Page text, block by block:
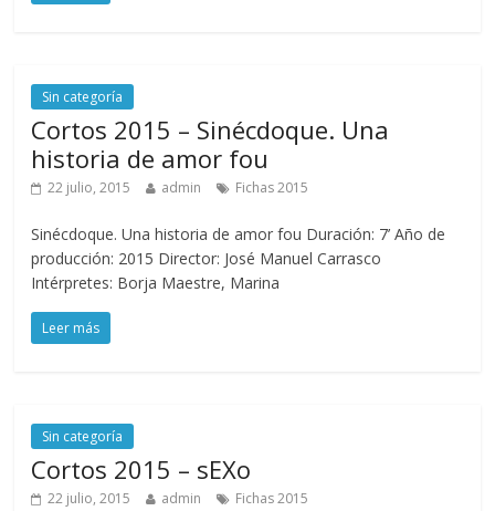
Sin categoría
Cortos 2015 – Sinécdoque. Una
historia de amor fou
22 julio, 2015 admin Fichas 2015
Sinécdoque. Una historia de amor fou Duración: 7’ Año de
producción: 2015 Director: José Manuel Carrasco
Intérpretes: Borja Maestre, Marina
Leer más
Sin categoría
Cortos 2015 – sEXo
22 julio, 2015 admin Fichas 2015